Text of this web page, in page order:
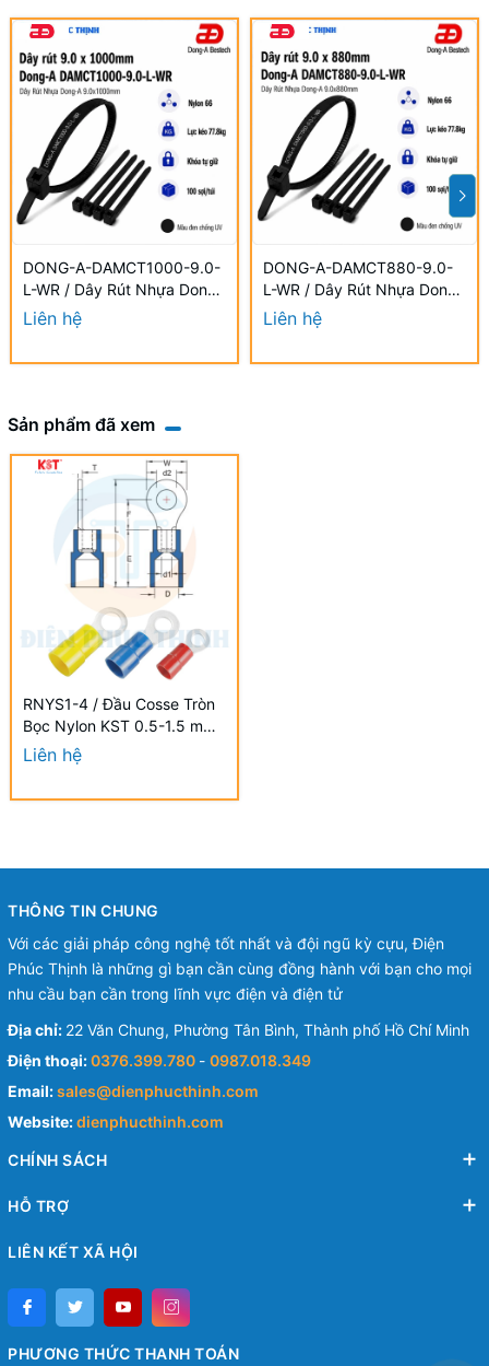
DONG-A-DAMCT1000-9.0-
L-WR / Dây Rút Nhựa Dong-
A 9.0×1000mm Chống UV
Liên hệ
DONG-A-DAMCT880-9.0-
L-WR / Dây Rút Nhựa Dong-
A 9.0×880mm Chống UV
Liên hệ
Sản phẩm đã xem
RNYS1-4 / Đầu Cosse Tròn
Bọc Nylon KST 0.5-1.5 mm2
- NYLON-INSULATED RING
TERMINALS
Liên hệ
THÔNG TIN CHUNG
Với các giải pháp công nghệ tốt nhất và đội ngũ kỳ cựu, Điện
Phúc Thịnh là những gì bạn cần cùng đồng hành với bạn cho mọi
nhu cầu bạn cần trong lĩnh vực điện và điện tử
Địa chỉ: 22 Văn Chung, Phường Tân Bình, Thành phố Hồ Chí Minh
Điện thoại:0376.399.780 - 0987.018.349
Email:sales@dienphucthinh.com
Website:dienphucthinh.com
CHÍNH SÁCH
HỖ TRỢ
LIÊN KẾT XÃ HỘI
PHƯƠNG THỨC THANH TOÁN